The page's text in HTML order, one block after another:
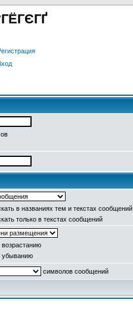
в названиях тем и текстах сообщений
только в текстах сообщений
возрастанию
убыванию
символов сообщений